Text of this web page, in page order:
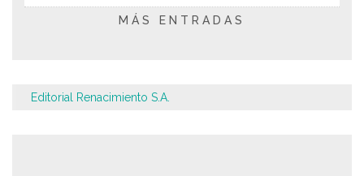
MÁS ENTRADAS
Editorial Renacimiento S.A.